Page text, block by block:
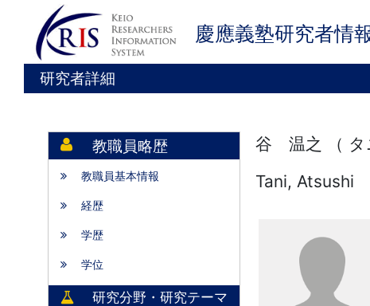
慶應義塾研究者情
研究者詳細
教職員略歴
教職員基本情報
経歴
学歴
学位
研究分野・研究テーマ
谷 温之 （ タ
Tani, Atsushi